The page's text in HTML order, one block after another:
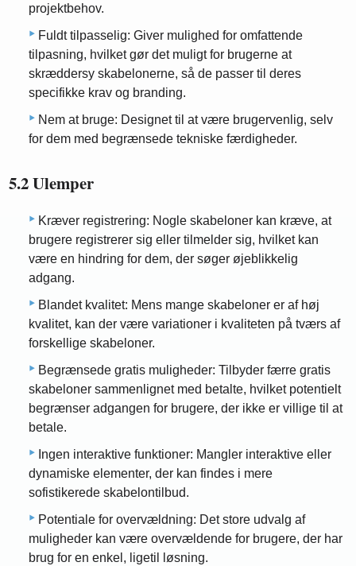
projektbehov.
Fuldt tilpasselig: Giver mulighed for omfattende
tilpasning, hvilket gør det muligt for brugerne at
skræddersy skabelonerne, så de passer til deres
specifikke krav og branding.
Nem at bruge: Designet til at være brugervenlig, selv
for dem med begrænsede tekniske færdigheder.
5.2 Ulemper
Kræver registrering: Nogle skabeloner kan kræve, at
brugere registrerer sig eller tilmelder sig, hvilket kan
være en hindring for dem, der søger øjeblikkelig
adgang.
Blandet kvalitet: Mens mange skabeloner er af høj
kvalitet, kan der være variationer i kvaliteten på tværs af
forskellige skabeloner.
Begrænsede gratis muligheder: Tilbyder færre gratis
skabeloner sammenlignet med betalte, hvilket potentielt
begrænser adgangen for brugere, der ikke er villige til at
betale.
Ingen interaktive funktioner: Mangler interaktive eller
dynamiske elementer, der kan findes i mere
sofistikerede skabelontilbud.
Potentiale for overvældning: Det store udvalg af
muligheder kan være overvældende for brugere, der har
brug for en enkel, ligetil løsning.